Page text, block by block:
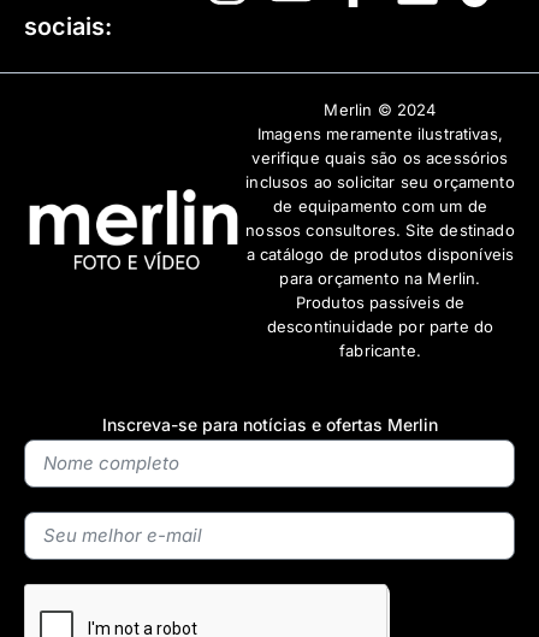
Inscreva-se para notícias e ofertas Merlin
sociais:
Merlin © 2024
Imagens meramente ilustrativas,
verifique quais são os acessórios
inclusos ao solicitar seu orçamento
de equipamento com um de
nossos consultores. Site destinado
a catálogo de produtos disponíveis
para orçamento na Merlin.
Produtos passíveis de
descontinuidade por parte do
fabricante.